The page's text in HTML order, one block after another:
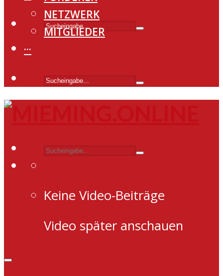
NETZWERK
MITGLIEDER
···
Keine Video-Beiträge
Video später anschauen